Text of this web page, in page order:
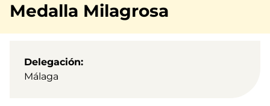
Medalla Milagrosa
Delegación
Málaga